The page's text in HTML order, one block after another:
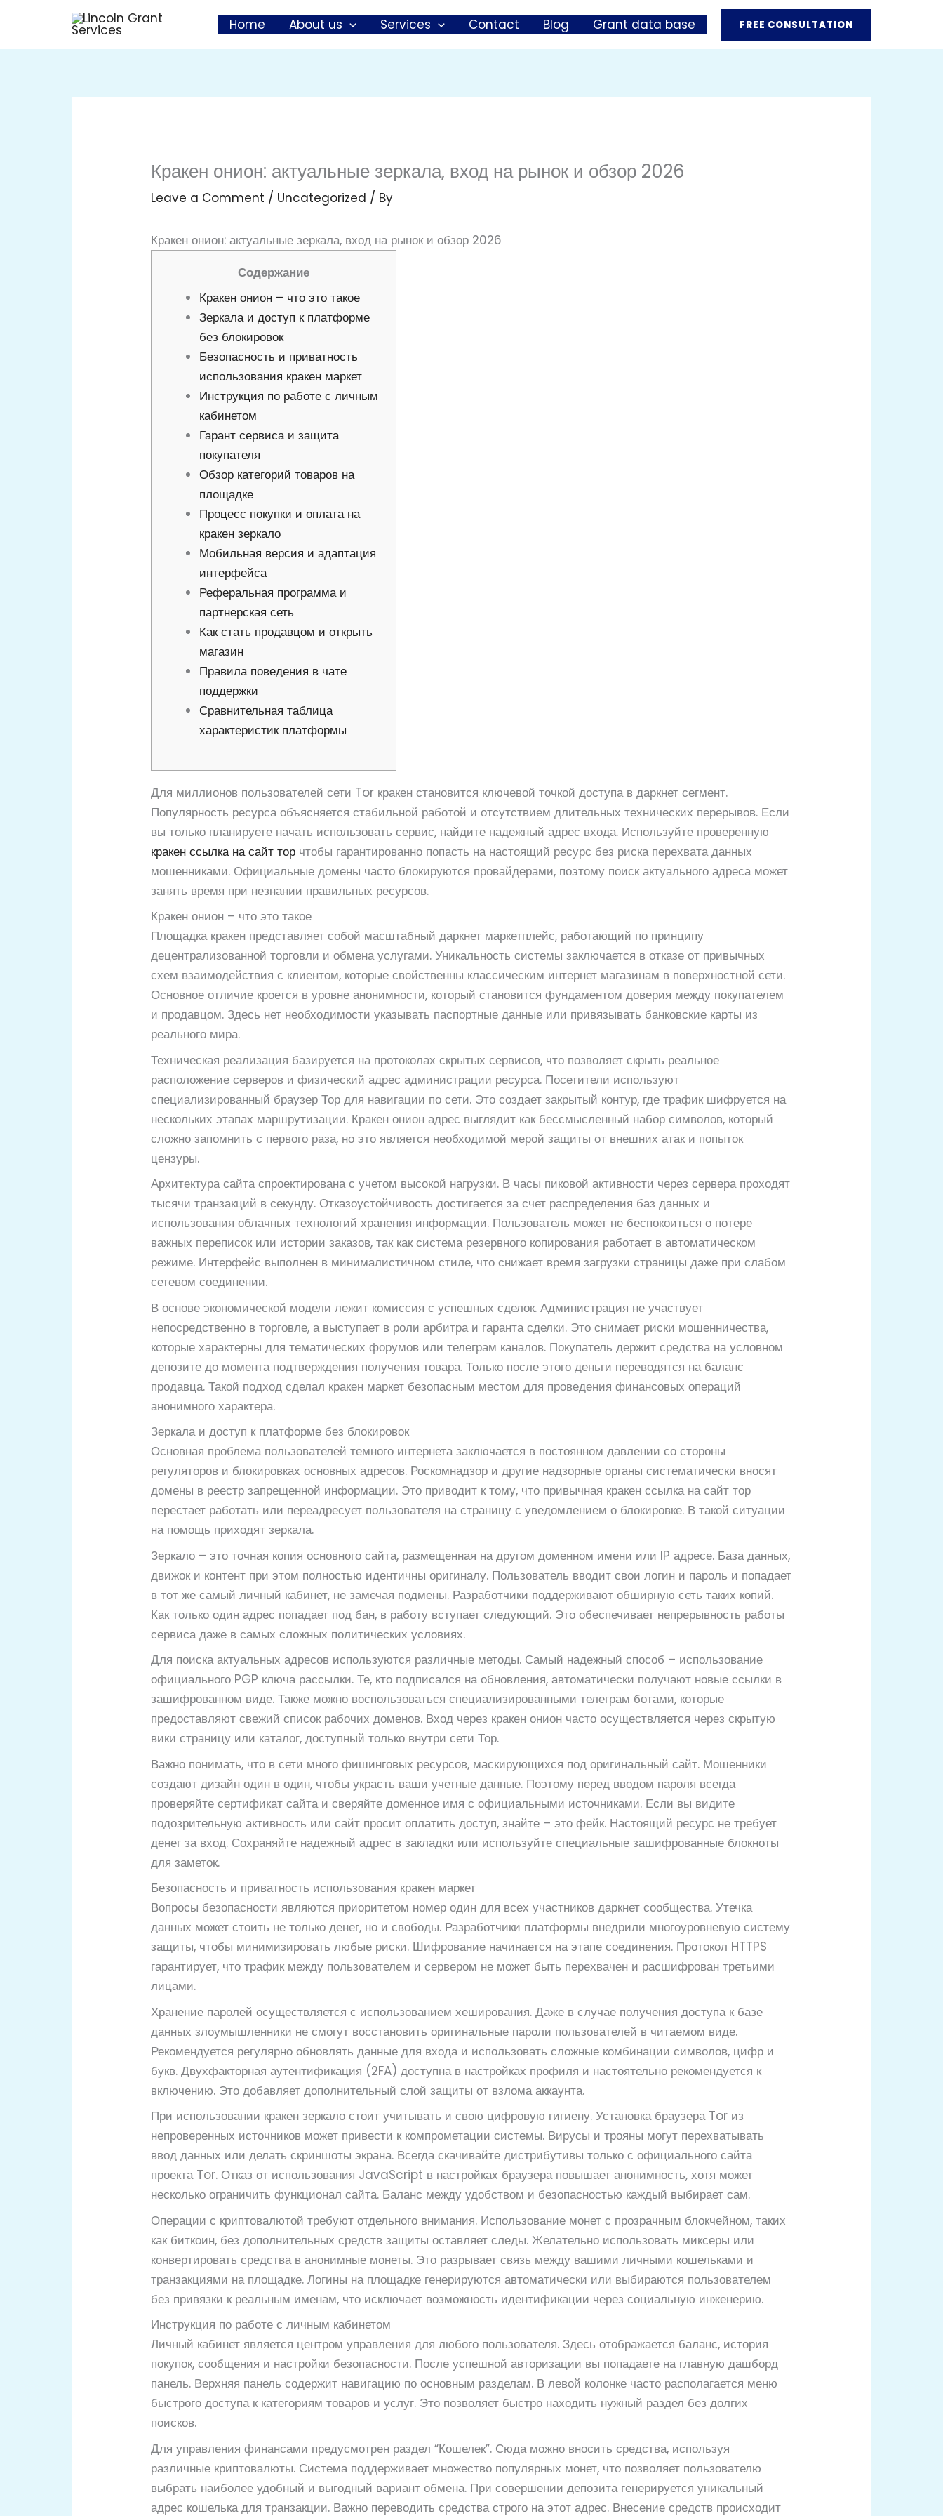
content
Home About us Services Contact Blog Grant data base FREE CONSULTATION
Кракен онион: актуальные зеркала, вход на рынок и обзор 2026
Leave a Comment / Uncategorized / By
Кракен онион: актуальные зеркала, вход на рынок и обзор 2026
Содержание
Кракен онион – что это такое
Зеркала и доступ к платформе
без блокировок
Безопасность и приватность
использования кракен маркет
Инструкция по работе с личным
кабинетом
Гарант сервиса и защита
покупателя
Обзор категорий товаров на
площадке
Процесс покупки и оплата на
кракен зеркало
Мобильная версия и адаптация
интерфейса
Реферальная программа и
партнерская сеть
Как стать продавцом и открыть
магазин
Правила поведения в чате
поддержки
Сравнительная таблица
характеристик платформы
Для миллионов пользователей сети Tor кракен становится ключевой точкой доступа в даркнет сегмент.
Популярность ресурса объясняется стабильной работой и отсутствием длительных технических перерывов. Если
вы только планируете начать использовать сервис, найдите надежный адрес входа. Используйте проверенную
кракен ссылка на сайт тор чтобы гарантированно попасть на настоящий ресурс без риска перехвата данных
мошенниками. Официальные домены часто блокируются провайдерами, поэтому поиск актуального адреса может
занять время при незнании правильных ресурсов.
Кракен онион – что это такое
Площадка кракен представляет собой масштабный даркнет маркетплейс, работающий по принципу
децентрализованной торговли и обмена услугами. Уникальность системы заключается в отказе от привычных
схем взаимодействия с клиентом, которые свойственны классическим интернет магазинам в поверхностной сети.
Основное отличие кроется в уровне анонимности, который становится фундаментом доверия между покупателем
и продавцом. Здесь нет необходимости указывать паспортные данные или привязывать банковские карты из
реального мира.
Техническая реализация базируется на протоколах скрытых сервисов, что позволяет скрыть реальное
расположение серверов и физический адрес администрации ресурса. Посетители используют
специализированный браузер Тор для навигации по сети. Это создает закрытый контур, где трафик шифруется на
нескольких этапах маршрутизации. Кракен онион адрес выглядит как бессмысленный набор символов, который
сложно запомнить с первого раза, но это является необходимой мерой защиты от внешних атак и попыток
цензуры.
Архитектура сайта спроектирована с учетом высокой нагрузки. В часы пиковой активности через сервера проходят
тысячи транзакций в секунду. Отказоустойчивость достигается за счет распределения баз данных и
использования облачных технологий хранения информации. Пользователь может не беспокоиться о потере
важных переписок или истории заказов, так как система резервного копирования работает в автоматическом
режиме. Интерфейс выполнен в минималистичном стиле, что снижает время загрузки страницы даже при слабом
сетевом соединении.
В основе экономической модели лежит комиссия с успешных сделок. Администрация не участвует
непосредственно в торговле, а выступает в роли арбитра и гаранта сделки. Это снимает риски мошенничества,
которые характерны для тематических форумов или телеграм каналов. Покупатель держит средства на условном
депозите до момента подтверждения получения товара. Только после этого деньги переводятся на баланс
продавца. Такой подход сделал кракен маркет безопасным местом для проведения финансовых операций
анонимного характера.
Зеркала и доступ к платформе без блокировок
Основная проблема пользователей темного интернета заключается в постоянном давлении со стороны
регуляторов и блокировках основных адресов. Роскомнадзор и другие надзорные органы систематически вносят
домены в реестр запрещенной информации. Это приводит к тому, что привычная кракен ссылка на сайт тор
перестает работать или переадресует пользователя на страницу с уведомлением о блокировке. В такой ситуации
на помощь приходят зеркала.
Зеркало – это точная копия основного сайта, размещенная на другом доменном имени или IP адресе. База данных,
движок и контент при этом полностью идентичны оригиналу. Пользователь вводит свои логин и пароль и попадает
в тот же самый личный кабинет, не замечая подмены. Разработчики поддерживают обширную сеть таких копий.
Как только один адрес попадает под бан, в работу вступает следующий. Это обеспечивает непрерывность работы
сервиса даже в самых сложных политических условиях.
Для поиска актуальных адресов используются различные методы. Самый надежный способ – использование
официального PGP ключа рассылки. Те, кто подписался на обновления, автоматически получают новые ссылки в
зашифрованном виде. Также можно воспользоваться специализированными телеграм ботами, которые
предоставляют свежий список рабочих доменов. Вход через кракен онион часто осуществляется через скрытую
вики страницу или каталог, доступный только внутри сети Тор.
Важно понимать, что в сети много фишинговых ресурсов, маскирующихся под оригинальный сайт. Мошенники
создают дизайн один в один, чтобы украсть ваши учетные данные. Поэтому перед вводом пароля всегда
проверяйте сертификат сайта и сверяйте доменное имя с официальными источниками. Если вы видите
подозрительную активность или сайт просит оплатить доступ, знайте – это фейк. Настоящий ресурс не требует
денег за вход. Сохраняйте надежный адрес в закладки или используйте специальные зашифрованные блокноты
для заметок.
Безопасность и приватность использования кракен маркет
Вопросы безопасности являются приоритетом номер один для всех участников даркнет сообщества. Утечка
данных может стоить не только денег, но и свободы. Разработчики платформы внедрили многоуровневую систему
защиты, чтобы минимизировать любые риски. Шифрование начинается на этапе соединения. Протокол HTTPS
гарантирует, что трафик между пользователем и сервером не может быть перехвачен и расшифрован третьими
лицами.
Хранение паролей осуществляется с использованием хеширования. Даже в случае получения доступа к базе
данных злоумышленники не смогут восстановить оригинальные пароли пользователей в читаемом виде.
Рекомендуется регулярно обновлять данные для входа и использовать сложные комбинации символов, цифр и
букв. Двухфакторная аутентификация (2FA) доступна в настройках профиля и настоятельно рекомендуется к
включению. Это добавляет дополнительный слой защиты от взлома аккаунта.
При использовании кракен зеркало стоит учитывать и свою цифровую гигиену. Установка браузера Tor из
непроверенных источников может привести к компрометации системы. Вирусы и трояны могут перехватывать
ввод данных или делать скриншоты экрана. Всегда скачивайте дистрибутивы только с официального сайта
проекта Tor. Отказ от использования JavaScript в настройках браузера повышает анонимность, хотя может
несколько ограничить функционал сайта. Баланс между удобством и безопасностью каждый выбирает сам.
Операции с криптовалютой требуют отдельного внимания. Использование монет с прозрачным блокчейном, таких
как биткоин, без дополнительных средств защиты оставляет следы. Желательно использовать миксеры или
конвертировать средства в анонимные монеты. Это разрывает связь между вашими личными кошельками и
транзакциями на площадке. Логины на площадке генерируются автоматически или выбираются пользователем
без привязки к реальным именам, что исключает возможность идентификации через социальную инженерию.
Инструкция по работе с личным кабинетом
Личный кабинет является центром управления для любого пользователя. Здесь отображается баланс, история
покупок, сообщения и настройки безопасности. После успешной авторизации вы попадаете на главную дашборд
панель. Верхняя панель содержит навигацию по основным разделам. В левой колонке часто располагается меню
быстрого доступа к категориям товаров и услуг. Это позволяет быстро находить нужный раздел без долгих
поисков.
Для управления финансами предусмотрен раздел “Кошелек”. Сюда можно вносить средства, используя
различные криптовалюты. Система поддерживает множество популярных монет, что позволяет пользователю
выбрать наиболее удобный и выгодный вариант обмена. При совершении депозита генерируется уникальный
адрес кошелька для транзакции. Важно переводить средства строго на этот адрес. Внесение средств происходит